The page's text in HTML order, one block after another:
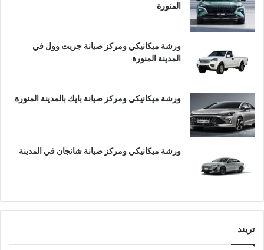
المنورة
ورشة ميكانيكي ومركز صيانة جريت وول في
المدينة المنورة
ورشة ميكانيكي ومركز صيانة بايك بالمدينة المنورة
ورشة ميكانيكي ومركز صيانة شانجان في المدينة
تريند